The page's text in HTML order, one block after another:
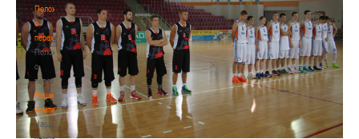
Положение
о
переходах
Положение
о
переходах
Наши
чемпионы
Наши